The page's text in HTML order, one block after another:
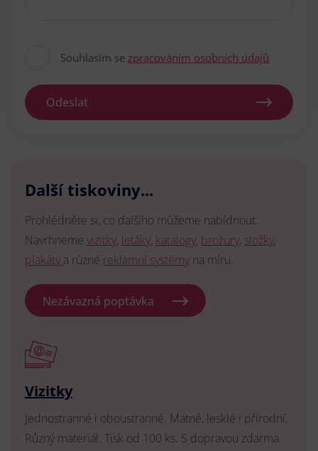
Souhlasím se zpracováním osobních údajů
Odeslat
Další tiskoviny...
Prohlédněte si, co dalšího můžeme nabídnout.
Navrhneme vizitky, letáky, katalogy, brožury, složky,
plakáty a různé reklamní systémy na míru.
Nezávazná poptávka
Vizitky
Jednostranné i oboustranné. Matné, lesklé i přírodní.
Různý materiál. Tisk od 100 ks. S dopravou zdarma.